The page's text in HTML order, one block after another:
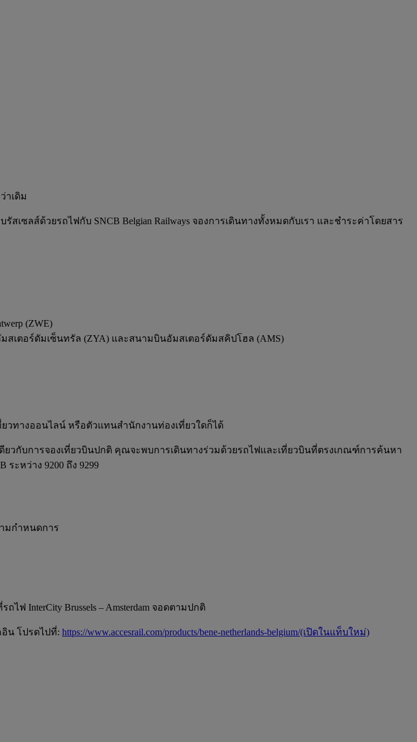
าเดิม
เซลส์ด้วยรถไฟกับ SNCB Belgian Railways จองการเดินทางทั้งหมดกับเรา และชำระค่าโดยสาร
(ZWE)
มสเตอร์ดัมเซ็นทรัล (ZYA) และสนามบินอัมสเตอร์ดัมสคิปโฮล (AMS)
ยวทางออนไลน์ หรือตัวแทนสำนักงานท่องเที่ยวใดก็ได้
ยวกับการจองเที่ยวบินปกติ คุณจะพบการเดินทางร่วมด้วยรถไฟและเที่ยวบินที่ตรงเกณฑ์การค้นหา
ระหว่าง 9200 ถึง 9299
มกำหนดการ
ไฟ InterCity Brussels – Amsterdam จอดตามปกติ
น โปรดไปที่: https://www.accesrail.com/products/bene-netherlands-belgium/(เปิดในแท็บใหม่)